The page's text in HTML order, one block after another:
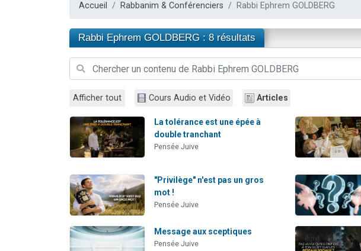
3 personnes viennent de nous rejoindre
2 personnes viennent de nous rejoindre
2 personnes viennent de nous rejoindre
Accueil Rabbanim & Conférenciers Rabbi Ephrem GOLDBERG
Rabbi Ephrem GOLDBERG : 8 résultats
Afficher tout Cours Audio et Vidéo Articles
La tolérance est une épée à
double tranchant
Pensée Juive
"Privilège" n'est pas un gros
mot !
Pensée Juive
Message aux sceptiques
Pensée Juive